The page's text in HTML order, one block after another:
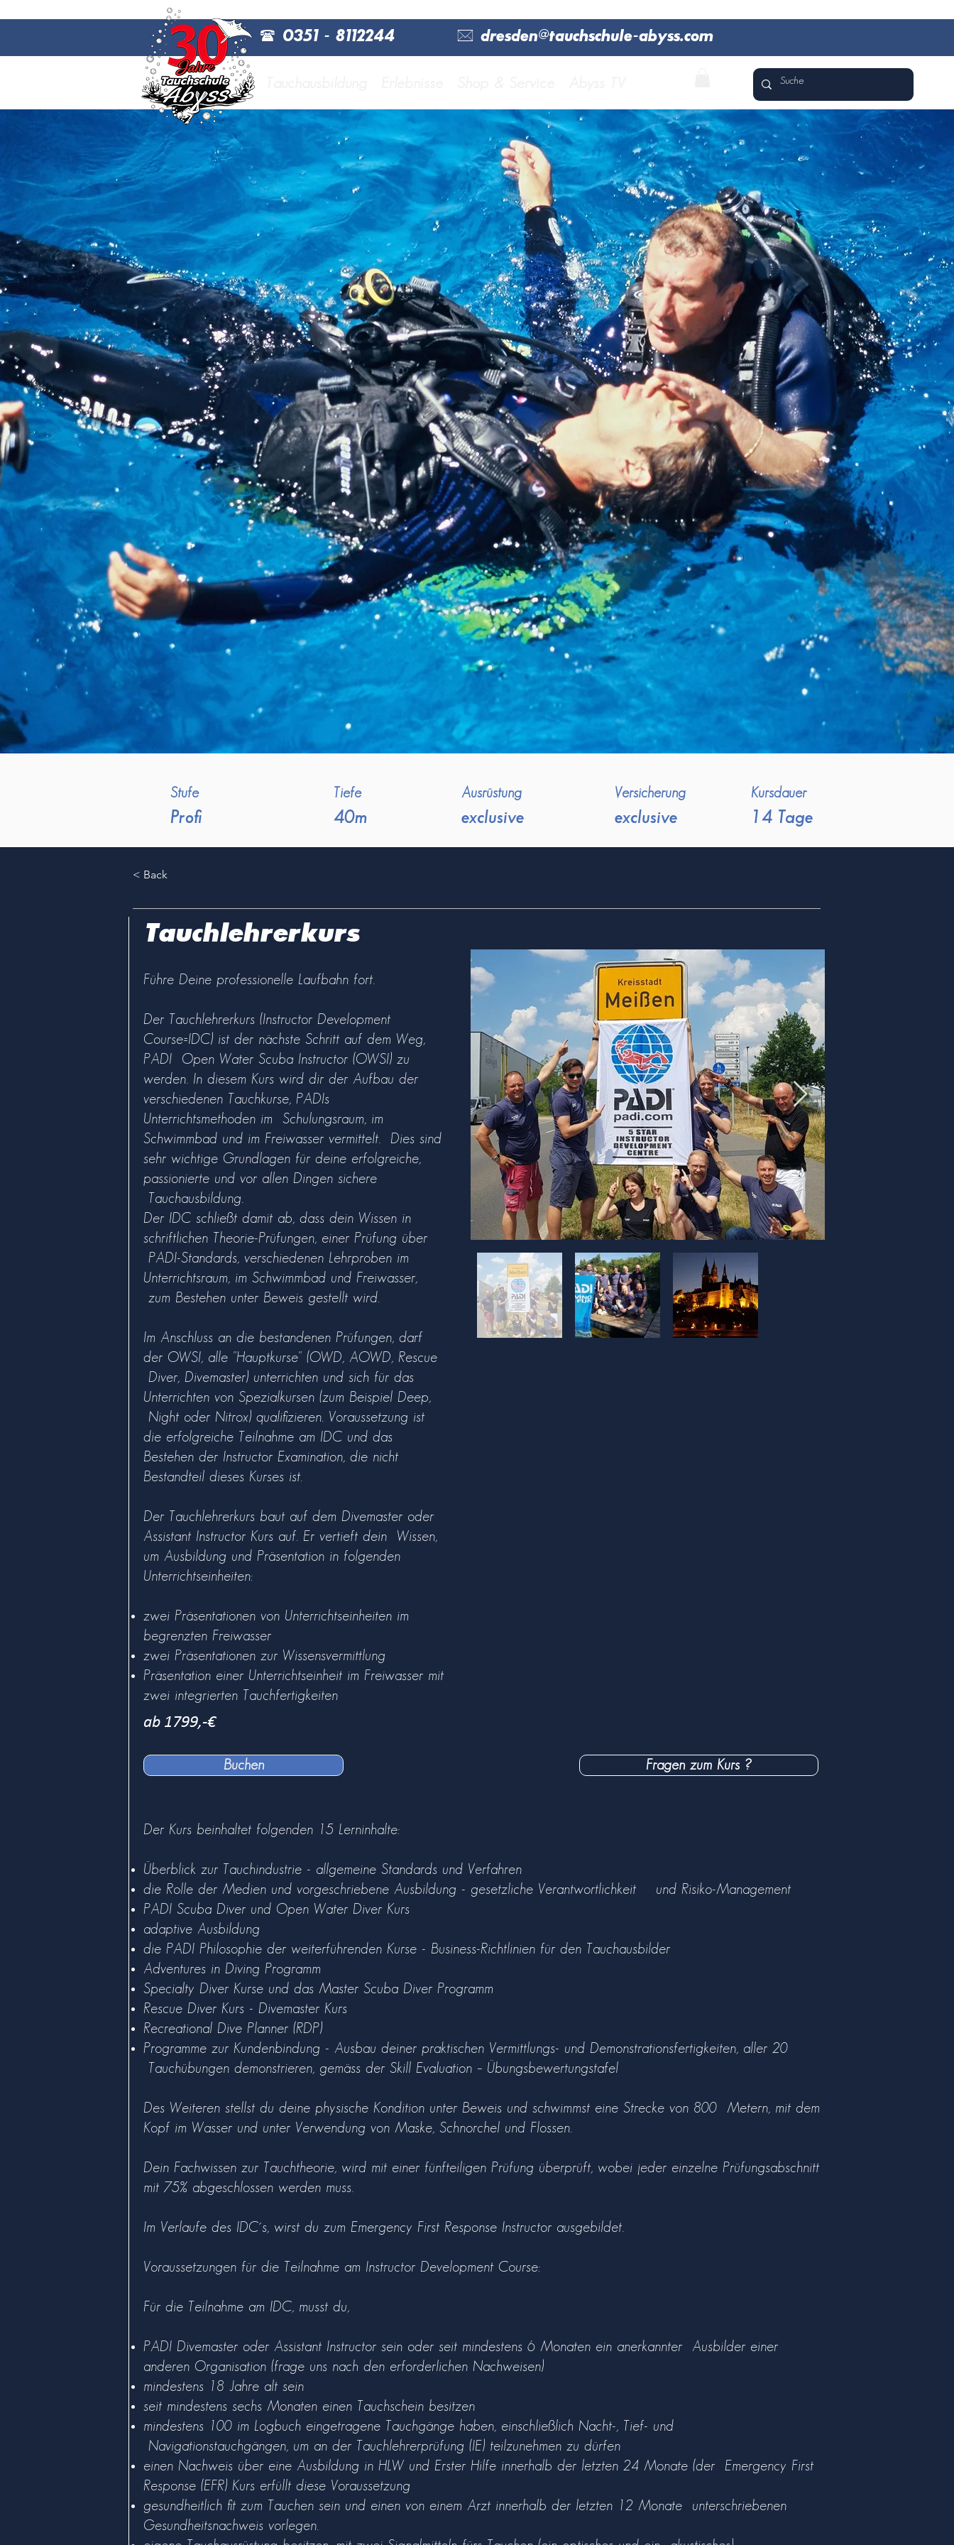
( 0351 - 8112244 * dresden@tauchschule-abyss.com
Stufe
Profi
Tiefe
40m
Ausrüstung
exclusive
Versicherung
exclusive
Kursdauer
14 Tage
< Back
Tauchlehrerkurs
Führe Deine professionelle Laufbahn fort.
Der Tauchlehrerkurs (Instructor Development
Course=IDC) ist der nächste Schritt auf dem Weg,
PADI Open Water Scuba Instructor (OWSI) zu
werden. In diesem Kurs wird dir der Aufbau der
verschiedenen Tauchkurse, PADIs
Unterrichtsmethoden im Schulungsraum, im
Schwimmbad und im Freiwasser vermittelt. Dies sind
sehr wichtige Grundlagen für deine erfolgreiche,
passionierte und vor allen Dingen sichere
Tauchausbildung.
Der IDC schließt damit ab, dass dein Wissen in
schriftlichen Theorie-Prüfungen, einer Prüfung über
PADI-Standards, verschiedenen Lehrproben im
Unterrichtsraum, im Schwimmbad und Freiwasser,
zum Bestehen unter Beweis gestellt wird.
Im Anschluss an die bestandenen Prüfungen, darf
der OWSI, alle "Hauptkurse" (OWD, AOWD, Rescue
Diver, Divemaster) unterrichten und sich für das
Unterrichten von Spezialkursen (zum Beispiel Deep,
Night oder Nitrox) qualifizieren. Voraussetzung ist
die erfolgreiche Teilnahme am IDC und das
Bestehen der Instructor Examination, die nicht
Bestandteil dieses Kurses ist.
Der Tauchlehrerkurs baut auf dem Divemaster oder
Assistant Instructor Kurs auf. Er vertieft dein Wissen,
um Ausbildung und Präsentation in folgenden
Unterrichtseinheiten:
zwei Präsentationen von Unterrichtseinheiten im
begrenzten Freiwasser
zwei Präsentationen zur Wissensvermittlung
Präsentation einer Unterrichtseinheit im Freiwasser mit
zwei integrierten Tauchfertigkeiten
ab 1799,-€
Buchen Fragen zum Kurs ?
Der Kurs beinhaltet folgenden 15 Lerninhalte:
Überblick zur Tauchindustrie - allgemeine Standards und Verfahren
die Rolle der Medien und vorgeschriebene Ausbildung - gesetzliche Verantwortlichkeit und Risiko-Management
PADI Scuba Diver und Open Water Diver Kurs
adaptive Ausbildung
die PADI Philosophie der weiterführenden Kurse - Business-Richtlinien für den Tauchausbilder
Adventures in Diving Programm
Specialty Diver Kurse und das Master Scuba Diver Programm
Rescue Diver Kurs - Divemaster Kurs
Recreational Dive Planner (RDP)
Programme zur Kundenbindung - Ausbau deiner praktischen Vermittlungs- und Demonstrationsfertigkeiten, aller 20
Tauchübungen demonstrieren, gemäss der Skill Evaluation – Übungsbewertungstafel
Des Weiteren stellst du deine physische Kondition unter Beweis und schwimmst eine Strecke von 800 Metern, mit dem
Kopf im Wasser und unter Verwendung von Maske, Schnorchel und Flossen.
Dein Fachwissen zur Tauchtheorie, wird mit einer fünfteiligen Prüfung überprüft, wobei jeder einzelne Prüfungsabschnitt
mit 75% abgeschlossen werden muss.
Im Verlaufe des IDC´s, wirst du zum Emergency First Response Instructor ausgebildet.
Voraussetzungen für die Teilnahme am Instructor Development Course:
Für die Teilnahme am IDC, musst du,
PADI Divemaster oder Assistant Instructor sein oder seit mindestens 6 Monaten ein anerkannter Ausbilder einer
anderen Organisation (frage uns nach den erforderlichen Nachweisen)
mindestens 18 Jahre alt sein
seit mindestens sechs Monaten einen Tauchschein besitzen
mindestens 100 im Logbuch eingetragene Tauchgänge haben, einschließlich Nacht-, Tief- und
Navigationstauchgängen, um an der Tauchlehrerprüfung (IE) teilzunehmen zu dürfen
einen Nachweis über eine Ausbildung in HLW und Erster Hilfe innerhalb der letzten 24 Monate (der Emergency First
Response (EFR) Kurs erfüllt diese Voraussetzung
gesundheitlich fit zum Tauchen sein und einen von einem Arzt innerhalb der letzten 12 Monate unterschriebenen
Gesundheitsnachweis vorlegen.